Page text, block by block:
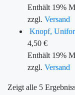
Enthält 19%
zzgl. Versand
Knopf,
4,50 €
Enthält 19%
zzgl. Versand
Zeigt alle 5